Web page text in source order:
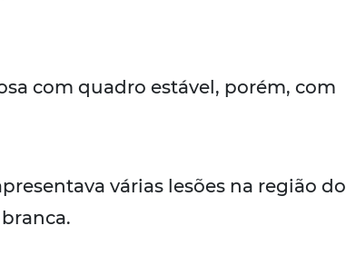
com quadro estável, porém, com
várias lesões na região do